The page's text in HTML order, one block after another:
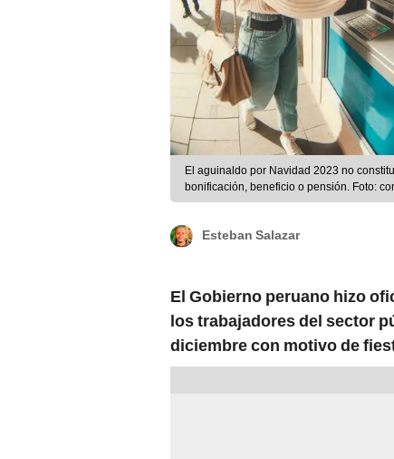
El aguinaldo por Navidad 2023 no
bonificación, beneficio o pensión. Foto:
Esteban Salazar
El Gobierno peruano hizo
los trabajadores del sector
diciembre con motivo de